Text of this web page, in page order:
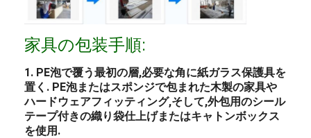
家具の包装手順:
1. PE泡で覆う最初の層,必要な角に紙ガラス保護具を
置く. PE泡またはスポンジで包まれた木製の家具や
ハードウェアフィッティング,そして,外包用のシール
テープ付きの織り袋仕上げまたはキャトンボックス
を使用.